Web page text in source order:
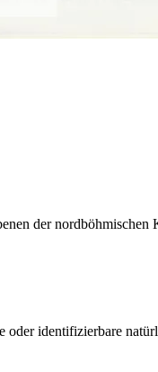
der
identifizierbare